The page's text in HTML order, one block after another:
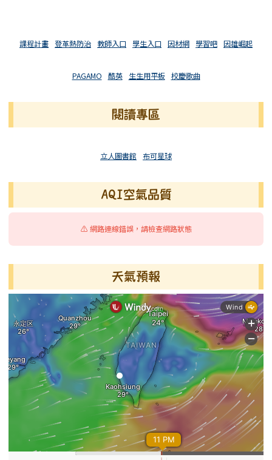
課程計畫 登革熱防治 教師入口 學生入口 因材網 學習吧 因雄崛起
PAGAMO 酷英 生生用平板 校慶歌曲
閱讀專區
立人圖書館 布可星球
AQI空氣品質
⚠️ 網路連線錯誤，請檢查網路狀態
天氣預報